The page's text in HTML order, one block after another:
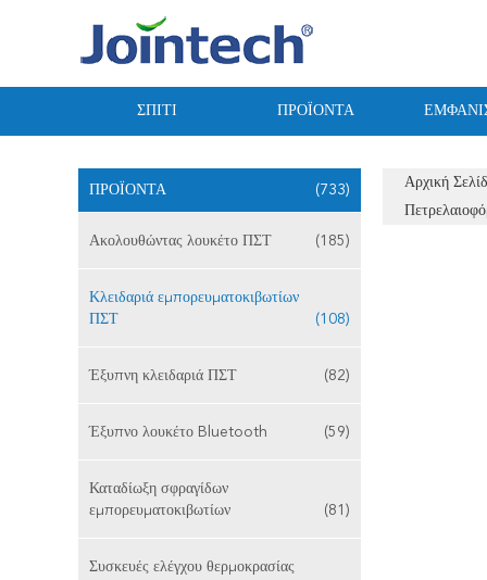
ΣΠΊΤΙ ΠΡΟΪΌΝΤΑ
ΠΡΟΪΌΝΤΑ (733)
Ακολουθώντας λουκέτο ΠΣΤ (185)
Κλειδαριά εμπορευματοκιβωτίων
ΠΣΤ
(108)
Έξυπνη κλειδαριά ΠΣΤ (82)
Έξυπνο λουκέτο Bluetooth (59)
Καταδίωξη σφραγίδων
εμπορευματοκιβωτίων
(81)
Συσκευές ελέγχου θερμοκρασίας
Αρχική